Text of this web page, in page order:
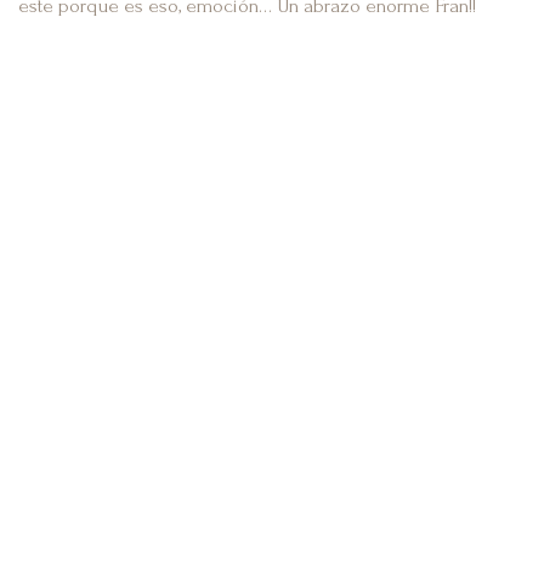
este porque es eso, emoción… Un abrazo enorme Fran!!